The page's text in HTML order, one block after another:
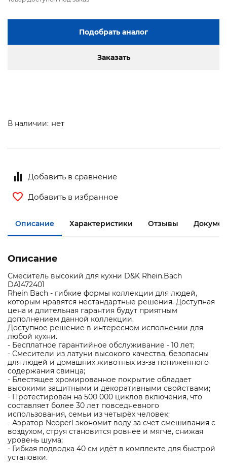
Подобрать аналог
Заказать
В наличии: нет
Добавить в сравнение
Добавить в избранное
Описание Характеристики Отзывы
Описание
Смеситель высокий для кухни D&K Rhein.Bach
DA1472401
Rhein Bach - гибкие формы коллекции для людей,
которым нравятся нестандартные решения. Доступная
цена и длительная гарантия будут приятным
дополнением данной коллекции.
Доступное решение в интересном исполнении для
любой кухни.
- Бесплатное гарантийное обслуживание - 10 лет;
- Смесители из латуни высокого качества, безопасны
для людей и домашних животных из-за пониженного
содержания свинца;
- Блестящее хромированное покрытие обладает
высокими защитными и декоративными свойствами;
- Протестирован на 500 000 циклов включения, что
составляет более 30 лет повседневного
использования, семьи из четырёх человек;
- Аэратор Neoperl экономит воду за счет смешивания с
воздухом, струя становится ровнее и мягче, снижая
уровень шума;
- Гибкая подводка 40 см идёт в комплекте для быстрой
установки.